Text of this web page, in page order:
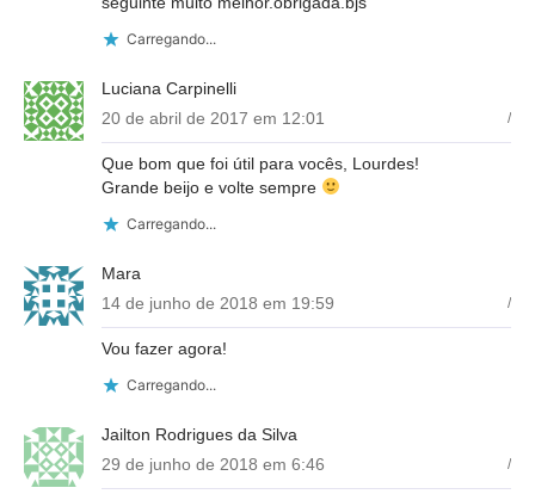
Carregando...
Luciana Carpinelli
20 de abril de 2017 em 12:01
/
Que bom que foi útil para vocês, Lourdes!
Grande beijo e volte sempre
Carregando...
Mara
14 de junho de 2018 em 19:59
/
Vou fazer agora!
Carregando...
Jailton Rodrigues da Silva
29 de junho de 2018 em 6:46
/